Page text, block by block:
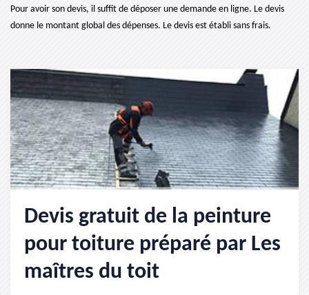
Pour avoir son devis, il suffit de déposer une demande en ligne. Le devis
donne le montant global des dépenses. Le devis est établi sans frais.
Devis gratuit de la peinture
pour toiture préparé par Les
maîtres du toit